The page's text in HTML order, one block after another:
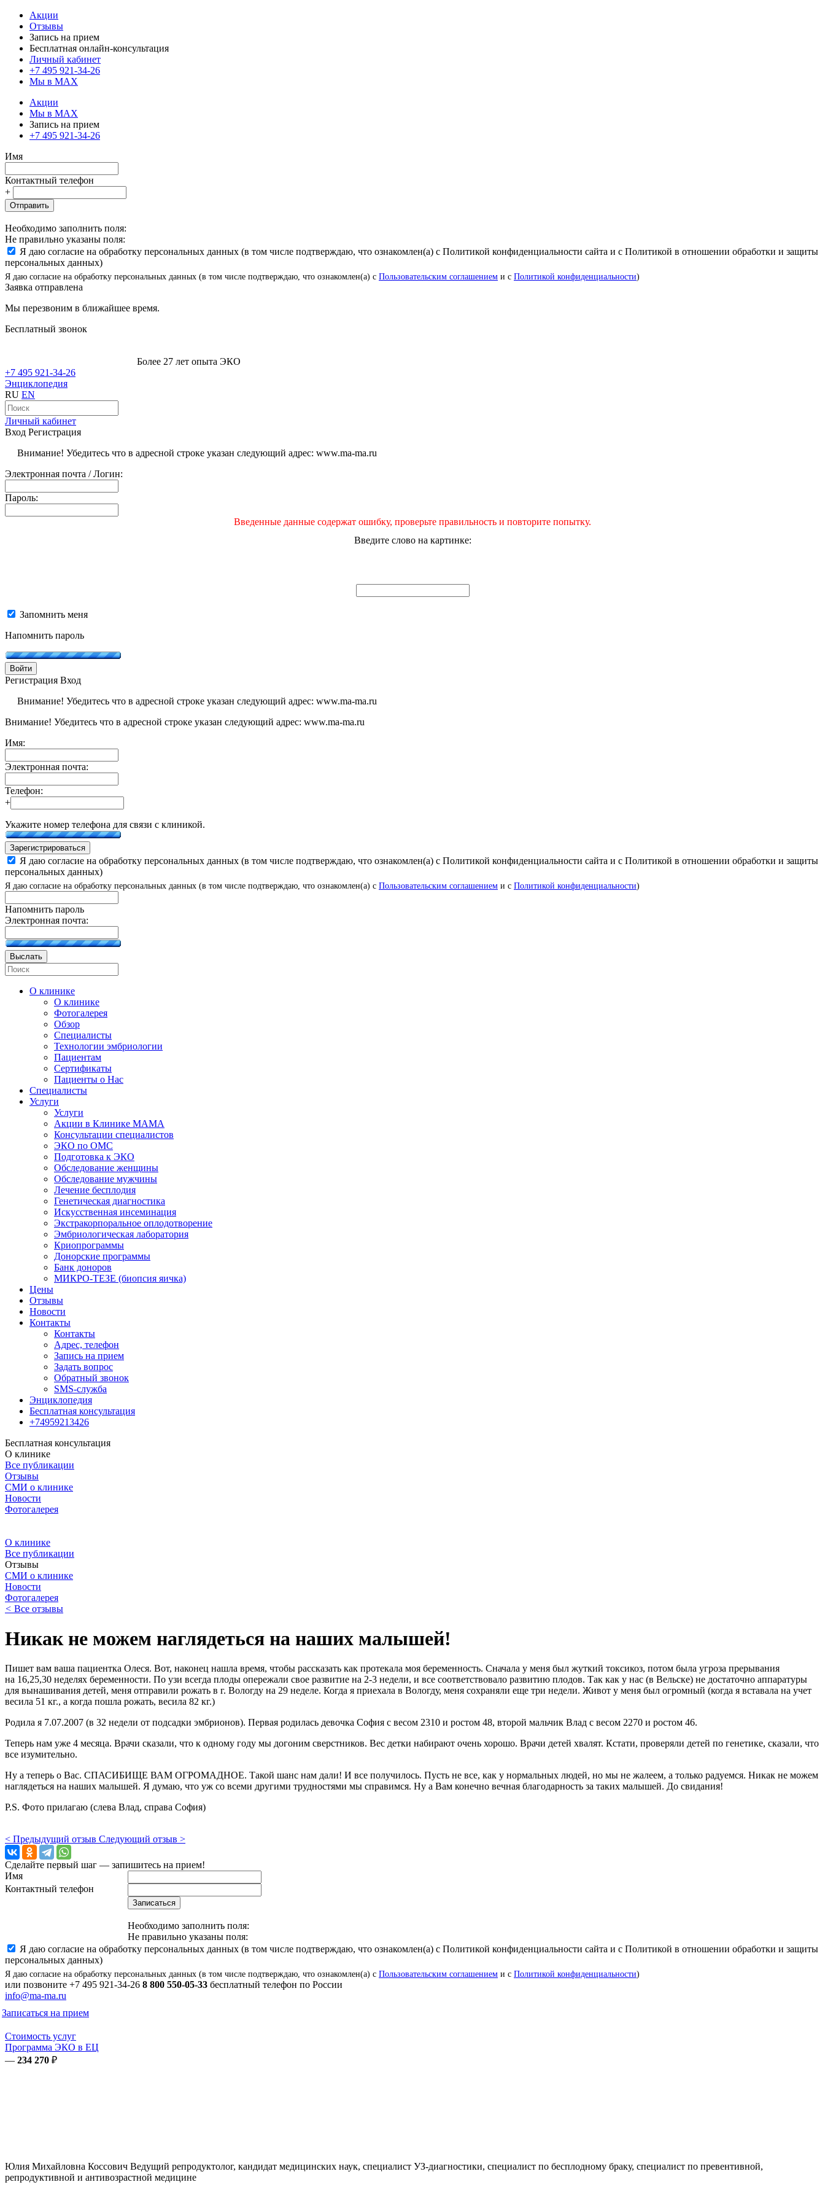
Акции
Отзывы
Запись на прием
Бесплатная онлайн-консультация
Личный кабинет
+7 495 921-34-26
Мы в MAX
Акции
Мы в MAX
Запись на прием
+7 495 921-34-26
Имя
Контактный телефон
+
Отправить
Необходимо заполнить поля:
Не правильно указаны поля:
Я даю согласие на обработку персональных данных (в том числе подтверждаю, что ознакомлен(а) с Политикой конфиденциальности сайта и с Политикой в отношении обработки и защиты
персональных данных)
Я даю согласие на обработку персональных данных (в том числе подтверждаю, что ознакомлен(а) с Пользовательским соглашением и с Политикой конфиденциальности)
Заявка отправлена
Мы перезвоним в ближайшее время.
Бесплатный звонок
Более 27 лет опыта ЭКО
+7 495 921-34-26
Энциклопедия
RU EN
Личный кабинет
Вход Регистрация
Внимание! Убедитесь что в адресной строке указан следующий адрес: www.ma-ma.ru
Электронная почта / Логин:
Пароль:
Введенные данные содержат ошибку, проверьте правильность и повторите попытку.
Введите слово на картинке:
Запомнить меня
Напомнить пароль
Войти
Регистрация Вход
Внимание! Убедитесь что в адресной строке указан следующий адрес: www.ma-ma.ru
Внимание! Убедитесь что в адресной строке указан следующий адрес: www.ma-ma.ru
Имя:
Электронная почта:
Телефон:
+
Укажите номер телефона для связи с клиникой.
Зарегистрироваться
Я даю согласие на обработку персональных данных (в том числе подтверждаю, что ознакомлен(а) с Политикой конфиденциальности сайта и с Политикой в отношении обработки и защиты
персональных данных)
Я даю согласие на обработку персональных данных (в том числе подтверждаю, что ознакомлен(а) с Пользовательским соглашением и с Политикой конфиденциальности)
Напомнить пароль
Электронная почта:
Выслать
О клинике
О клинике
Фотогалерея
Обзор
Специалисты
Технологии эмбриологии
Пациентам
Сертификаты
Пациенты о Нас
Специалисты
Услуги
Услуги
Акции в Клинике МАМА
Консультации специалистов
ЭКО по ОМС
Подготовка к ЭКО
Обследование женщины
Обследование мужчины
Лечение бесплодия
Генетическая диагностика
Искусственная инсеминация
Экстракорпоральное оплодотворение
Эмбриологическая лаборатория
Криопрограммы
Донорские программы
Банк доноров
МИКРО-ТЕЗЕ (биопсия яичка)
Цены
Отзывы
Новости
Контакты
Контакты
Адрес, телефон
Запись на прием
Задать вопрос
Обратный звонок
SMS-служба
Энциклопедия
Бесплатная консультация
+74959213426
Бесплатная консультация
О клинике
Все публикации
Отзывы
СМИ о клинике
Новости
Фотогалерея
О клинике
Все публикации
Отзывы
СМИ о клинике
Новости
Фотогалерея
< Все отзывы
Никак не можем наглядеться на наших малышей!
Пишет вам ваша пациентка Олеся. Вот, наконец нашла время, чтобы рассказать как протекала моя беременность. Сначала у меня был жуткий токсикоз, потом была угроза прерывания
на 16,25,30 неделях беременности. По узи всегда плоды опережали свое развитие на 2-3 недели, и все соответствовало развитию плодов. Так как у нас (в Вельске) не достаточно аппаратуры
для вынашивания детей, меня отправили рожать в г. Вологду на 29 неделе. Когда я приехала в Вологду, меня сохраняли еще три недели. Живот у меня был огромный (когда я вставала на учет
весила 51 кг., а когда пошла рожать, весила 82 кг.)
Родила я 7.07.2007 (в 32 недели от подсадки эмбрионов). Первая родилась девочка София с весом 2310 и ростом 48, второй мальчик Влад с весом 2270 и ростом 46.
Теперь нам уже 4 месяца. Врачи сказали, что к одному году мы догоним сверстников. Вес детки набирают очень хорошо. Врачи детей хвалят. Кстати, проверяли детей по генетике, сказали, что
все изумительно.
Ну а теперь о Вас. СПАСИБИЩЕ ВАМ ОГРОМАДНОЕ. Такой шанс нам дали! И все получилось. Пусть не все, как у нормальных людей, но мы не жалеем, а только радуемся. Никак не можем
наглядеться на наших малышей. Я думаю, что уж со всеми другими трудностями мы справимся. Ну а Вам конечно вечная благодарность за таких малышей. До свидания!
P.S. Фото прилагаю (слева Влад, справа София)
< Предыдущий отзыв Следующий отзыв >
Сделайте первый шаг — запишитесь на прием!
Имя
Контактный телефон
Записаться
Необходимо заполнить поля:
Не правильно указаны поля:
Я даю согласие на обработку персональных данных (в том числе подтверждаю, что ознакомлен(а) с Политикой конфиденциальности сайта и с Политикой в отношении обработки и защиты
персональных данных)
Я даю согласие на обработку персональных данных (в том числе подтверждаю, что ознакомлен(а) с Пользовательским соглашением и с Политикой конфиденциальности)
или позвоните +7 495 921-34-26 8 800 550-05-33 бесплатный телефон по России
info@ma-ma.ru
Записаться на прием
Стоимость услуг
Программа ЭКО в ЕЦ
— 234 270 ₽
Юлия Михайловна Коссович Ведущий репродуктолог, кандидат медицинских наук, специалист УЗ-диагностики, специалист по бесплодному браку, специалист по превентивной,
репродуктивной и антивозрастной медицине